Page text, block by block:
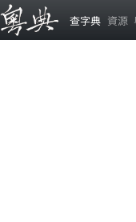
查字典 資源